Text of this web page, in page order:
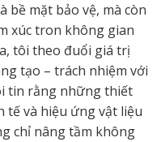
bề mặt bảo vệ, mà còn
xúc tron không gian
tôi theo đuổi giá trị
tạo – trách nhiệm với
tin rằng những thiết
tế và hiệu ứng vật liệu
chỉ nâng tầm không